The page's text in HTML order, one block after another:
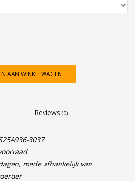
AAN WINKELWAGEN
Reviews (0)
3037
mede afhankelijk van